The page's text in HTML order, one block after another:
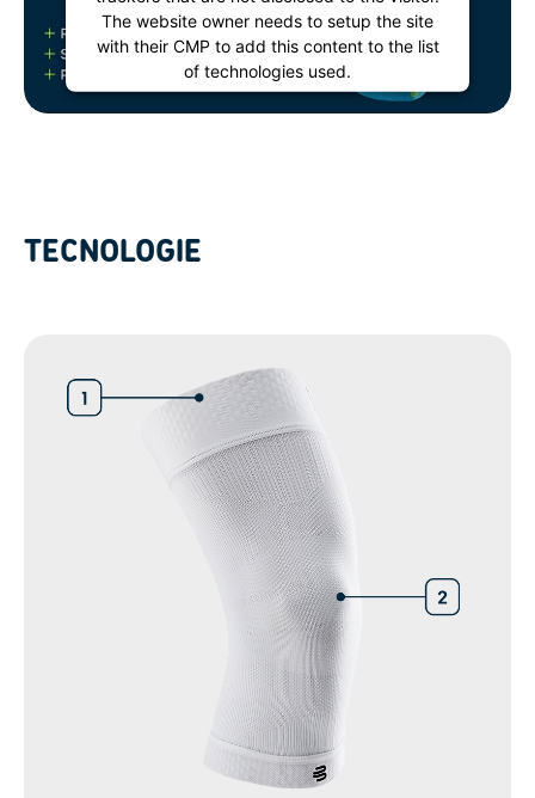
The website owner needs to setup the site
with their CMP to add this content to the list
of technologies used.
Powered byUsercentrics Consent
TECNOLOGIE